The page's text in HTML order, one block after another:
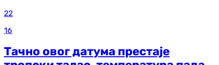
22
16
Тачно овог датума престаје